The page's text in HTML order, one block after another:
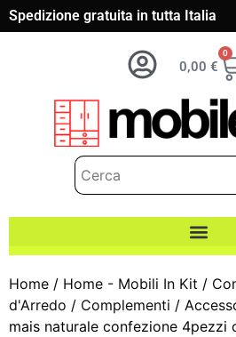
Spedizione gratuita in tutta Italia
0,00 €
0
Home / Home - Mobili In Kit /
d'Arredo / Complementi /
mais naturale confezione 4pezzi